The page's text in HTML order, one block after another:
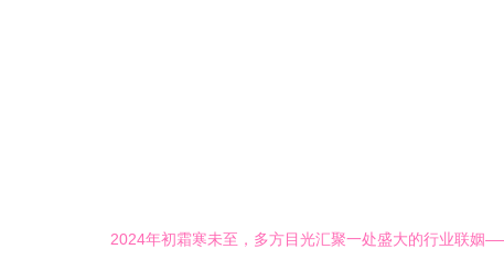
2024年初霜寒未至，多方目光汇聚一处盛大的行业联姻